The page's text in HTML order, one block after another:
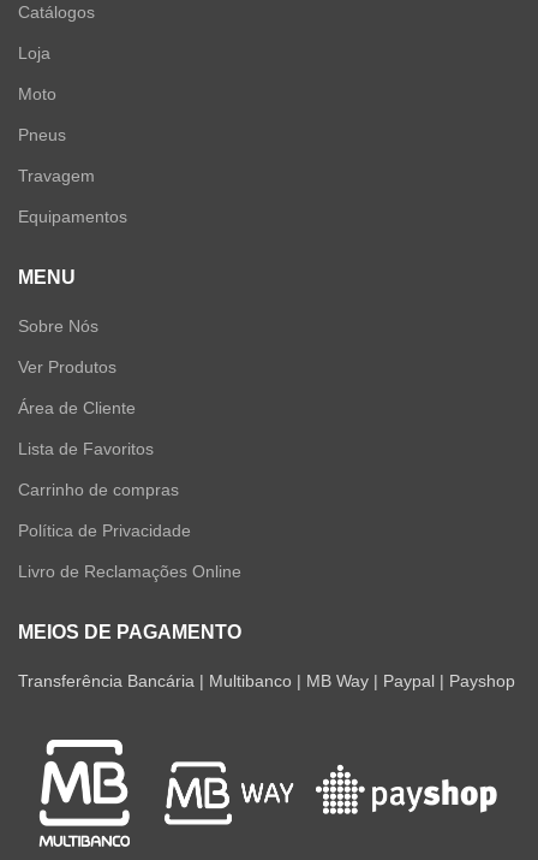
Catálogos
Loja
Moto
Pneus
Travagem
Equipamentos
MENU
Sobre Nós
Ver Produtos
Área de Cliente
Lista de Favoritos
Carrinho de compras
Política de Privacidade
Livro de Reclamações Online
MEIOS DE PAGAMENTO
Transferência Bancária | Multibanco | MB Way | Paypal | Payshop